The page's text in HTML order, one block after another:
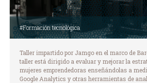
#Formación tecnológica
Taller impartido por Jamgo en el marco de
taller está dirigido a evaluar y mejorar la
mujeres emprendedoras enseñándolas a
Google Analytics y otras herramientas de